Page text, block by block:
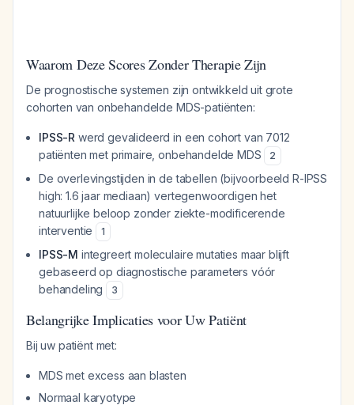
Waarom Deze Scores Zonder Therapie Zijn
De prognostische systemen zijn ontwikkeld uit grote
cohorten van onbehandelde MDS-patiënten:
IPSS-R werd gevalideerd in een cohort van 7012
patiënten met primaire, onbehandelde MDS
2
De overlevingstijden in de tabellen (bijvoorbeeld R-IPSS
high: 1.6 jaar mediaan) vertegenwoordigen het
natuurlijke beloop zonder ziekte-modificerende
interventie
1
IPSS-M integreert moleculaire mutaties maar blijft
gebaseerd op diagnostische parameters vóór
behandeling
3
Belangrijke Implicaties voor Uw Patiënt
Bij uw patiënt met:
MDS met excess aan blasten
Normaal karyotype